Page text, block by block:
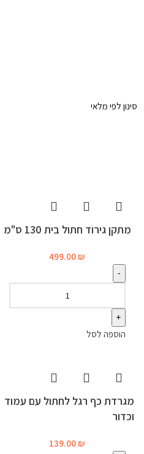
סינון לפי מלאי
מתקן גירוד חתול בית 130 ס"מ
499.00 ₪
הוספה לסל
מגרדת כף רגל לחתול עם עמוד
וכדור
139.00 ₪